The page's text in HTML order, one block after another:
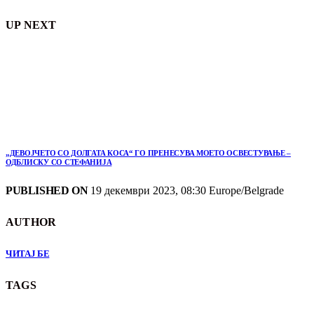
UP NEXT
„ДЕВОЈЧЕТО СО ДОЛГАТА КОСА“ ГО ПРЕНЕСУВА МОЕТО ОСВЕСТУВАЊЕ –
ОДБЛИСКУ СО СТЕФАНИЈА
PUBLISHED ON19 декември 2023, 08:30 Europe/Belgrade
AUTHOR
ЧИТАЈ БЕ
TAGS